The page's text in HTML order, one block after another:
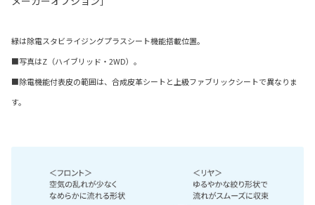
緑は除電スタビライジングプラスシート機能搭載位置。
■写真はZ（ハイブリッド・2WD）。
■除電機能付表皮の範囲は、合成皮革シートと上級ファブリックシートで異なりま
す。